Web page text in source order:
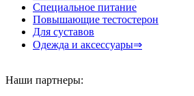
Специальное питание
Повышающие тестостерон
Для суставов
Одежда и аксессуары⇒
Наши партнеры: